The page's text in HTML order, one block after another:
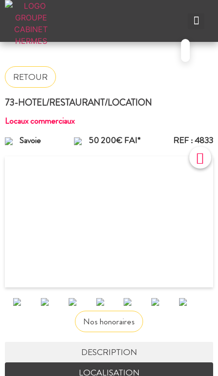
RETOUR
73-HOTEL/RESTAURANT/LOCATION
Locaux commerciaux
Savoie
50 200€ FAI* REF : 4833
Nos honoraires
DESCRIPTION
LOCALISATION